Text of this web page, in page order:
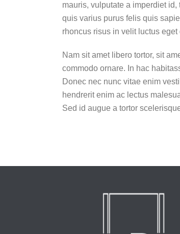
mauris, vulputate a imperdiet
quis varius purus felis quis
rhoncus risus in velit luctus
Nam sit amet libero tortor, sit
commodo ornare. In hac
Donec nec nunc vitae enim
hendrerit enim ac lectus
Sed id augue a tortor